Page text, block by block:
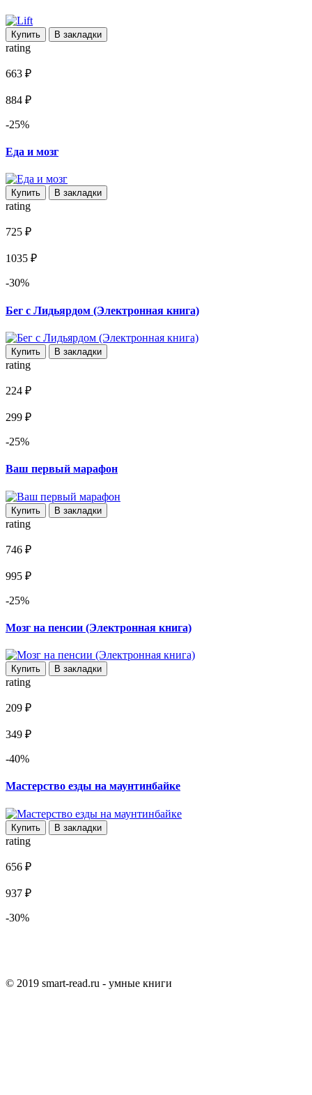
Купить В закладки
rating
663 ₽
884 ₽
-25%
Еда и мозг
Купить В закладки
rating
725 ₽
1035 ₽
-30%
Бег с Лидьярдом (Электронная книга)
Купить В закладки
rating
224 ₽
299 ₽
-25%
Ваш первый марафон
Купить В закладки
rating
746 ₽
995 ₽
-25%
Мозг на пенсии (Электронная книга)
Купить В закладки
rating
209 ₽
349 ₽
-40%
Мастерство езды на маунтинбайке
Купить В закладки
rating
656 ₽
937 ₽
-30%
© 2019 smart-read.ru - умные книги